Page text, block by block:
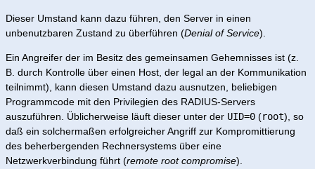
Dieser Umstand kann dazu führen, den Server in einen
unbenutzbaren Zustand zu überführen (Denial of Service).
Ein Angreifer der im Besitz des gemeinsamen Gehemnisses ist (z.
B. durch Kontrolle über einen Host, der legal an der Kommunikation
teilnimmt), kann diesen Umstand dazu ausnutzen, beliebigen
Programmcode mit den Privilegien des RADIUS-Servers
auszuführen. Üblicherweise läuft dieser unter der UID=0 (root), so
daß ein solchermaßen erfolgreicher Angriff zur Kompromittierung
des beherbergenden Rechnersystems über eine
Netzwerkverbindung führt (remote root compromise).